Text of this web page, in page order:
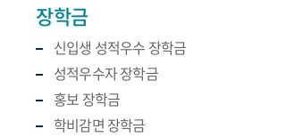
장학금
신입생 성적우수 장학금
성적우수자 장학금
홍보 장학금
학비감면 장학금